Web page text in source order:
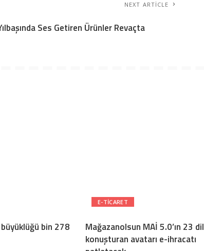
NEXT ARTICLE
Ses Getiren Ürünler Revaçta
bin 278
E-TICARET
Mağazanolsun MAİ 5.0’ın 23 dil
konuşturan avatarı e-ihracatı